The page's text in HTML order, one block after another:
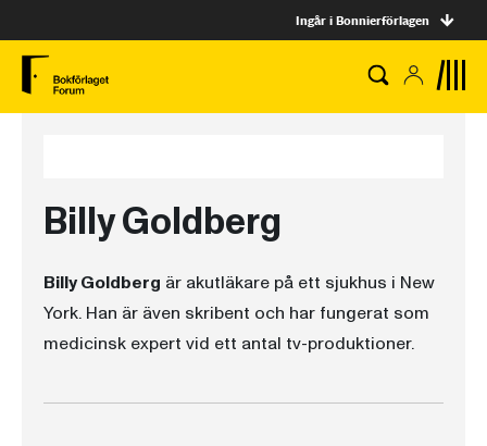
Ingår i Bonnierförlagen
Billy Goldberg
Billy Goldberg är akutläkare på ett sjukhus i New
York. Han är även skribent och har fungerat som
medicinsk expert vid ett antal tv-produktioner.